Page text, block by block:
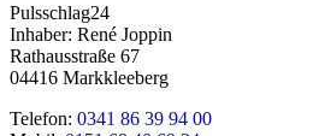
Pulsschlag24
Inhaber: René Joppin
Rathausstraße 67
04416 Markkleeberg
Telefon: 0341 86 39 94 00